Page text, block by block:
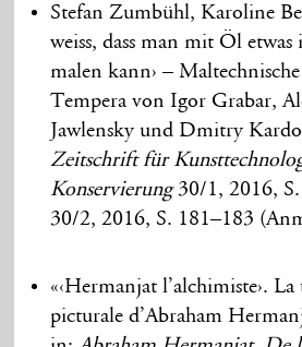
Stefan Zumbühl, Karoline
weiss, dass man mit Öl
malen kann› –
Tempera von Igor Grabar,
Jawlensky und Dmitry
Zeitschrift für
Konservierung30/1, 2016,
30/2, 2016, S. 181–183
«‹Hermanjat l’alchimiste›.
picturale d’Abraham